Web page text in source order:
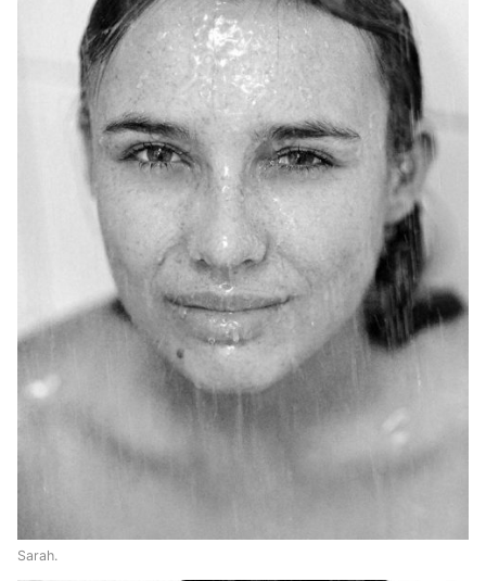
Sarah.